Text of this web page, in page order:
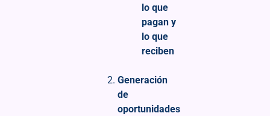
lo que
pagan y
lo que
reciben
Generación
de
oportunidades